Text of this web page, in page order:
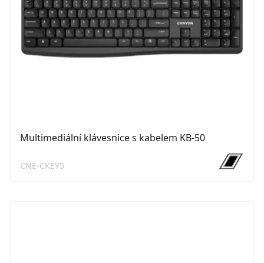
Multimediální klávesnice s kabelem KB-50
CNE-CKEY5